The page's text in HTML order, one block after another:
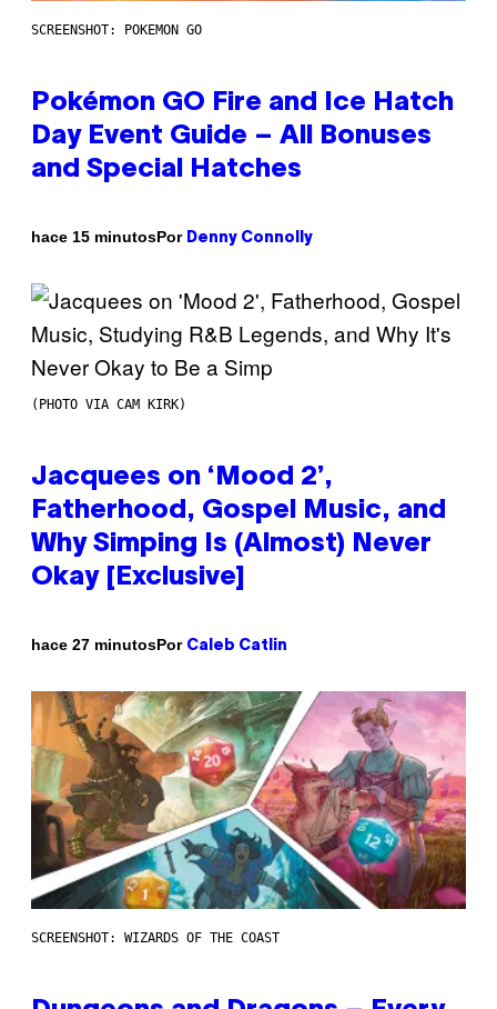
SCREENSHOT: POKEMON GO
Pokémon GO Fire and Ice Hatch
Day Event Guide – All Bonuses
and Special Hatches
hace 15 minutosPor Denny Connolly
(PHOTO VIA CAM KIRK)
Jacquees on ‘Mood 2’,
Fatherhood, Gospel Music, and
Why Simping Is (Almost) Never
Okay [Exclusive]
hace 27 minutosPor Caleb Catlin
SCREENSHOT: WIZARDS OF THE COAST